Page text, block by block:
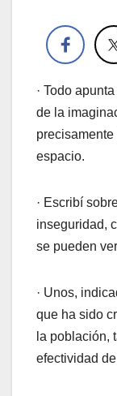
· Todo
de la
espacio.
· Escribí
inseguridad,
se pueden
· Unos,
que ha sido
la población,
efectividad